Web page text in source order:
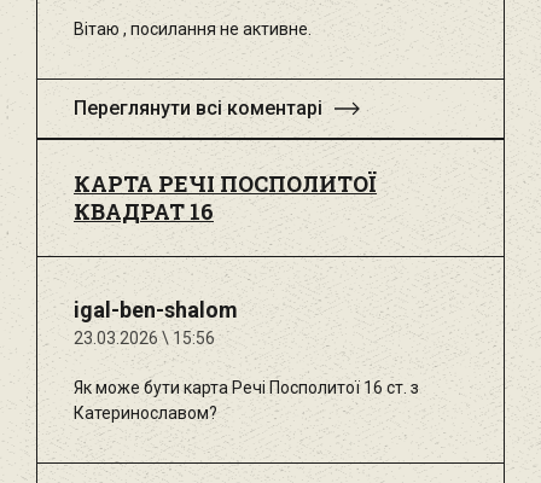
Вітаю , посилання не активне.
Переглянути всі коментарі
КАРТА РЕЧІ ПОСПОЛИТОЇ
КВАДРАТ 16
igal-ben-shalom
23.03.2026 \ 15:56
Як може бути карта Речі Посполитої 16 ст. з
Катеринославом?